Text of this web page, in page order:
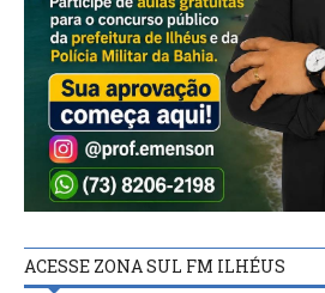
ACESSE ZONA SUL FM ILHÉUS